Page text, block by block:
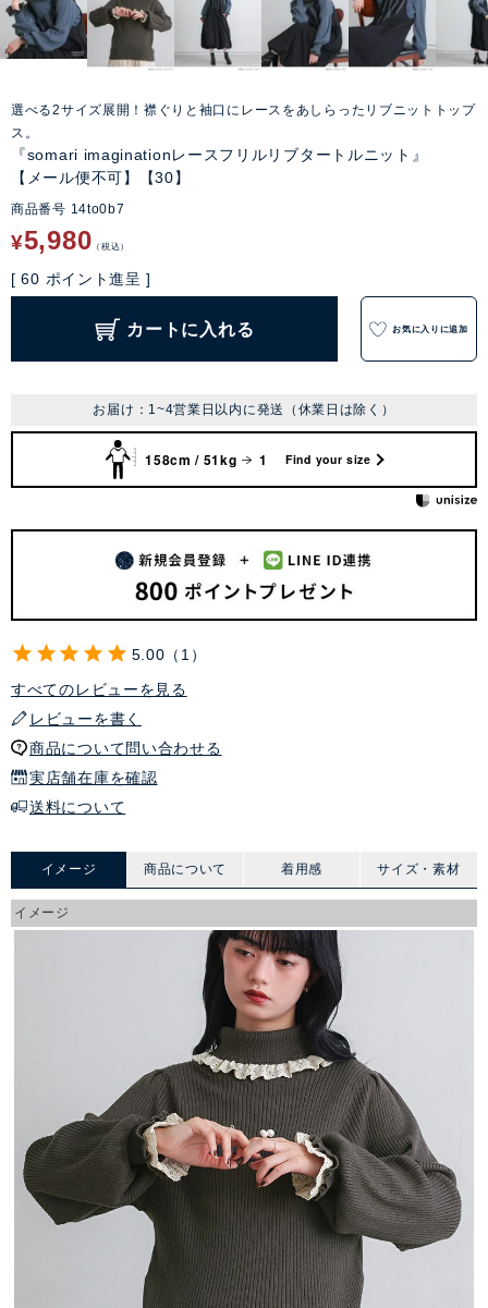
選べる2サイズ展開！襟ぐりと袖口にレースをあしらったリブニットトップ
ス。
『somari imaginationレースフリルリブタートルニット』
【メール便不可】【30】
商品番号 14to0b7
¥5,980 税込
[ 60 ポイント進呈 ]
カートに入れる お気に入りに追加
お届け：1~4営業日以内に発送（休業日は除く）
158cm / 51kg 1 Find your size
5.00
1
すべてのレビューを見る
レビューを書く
商品について問い合わせる
実店舗在庫を確認
送料について
イメージ 商品について 着用感 サイズ・素材
イメージ